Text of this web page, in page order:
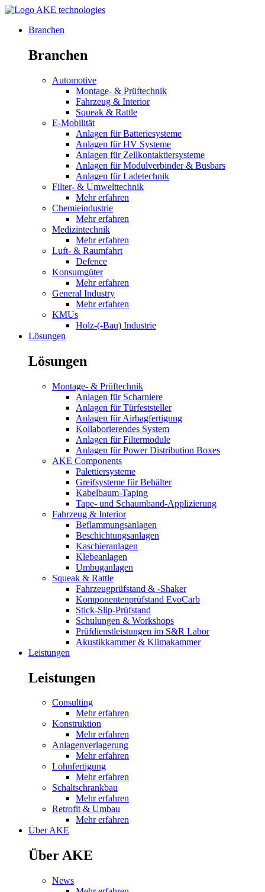
Branchen
Branchen
Automotive
Montage- & Prüftechnik
Fahrzeug & Interior
Squeak & Rattle
E-Mobilität
Anlagen für Batteriesysteme
Anlagen für HV Systeme
Anlagen für Zellkontaktiersysteme
Anlagen für Modulverbinder & Busbars
Anlagen für Ladetechnik
Filter- & Umwelttechnik
Mehr erfahren
Chemieindustrie
Mehr erfahren
Medizintechnik
Mehr erfahren
Luft- & Raumfahrt
Defence
Konsumgüter
Mehr erfahren
General Industry
Mehr erfahren
KMUs
Holz-(-Bau) Industrie
Lösungen
Lösungen
Montage- & Prüftechnik
Anlagen für Scharniere
Anlagen für Türfeststeller
Anlagen für Airbagfertigung
Kollaborierendes System
Anlagen für Filtermodule
Anlagen für Power Distribution Boxes
AKE Components
Palettiersysteme
Greifsysteme für Behälter
Kabelbaum-Taping
Tape- und Schaumband-Applizierung
Fahrzeug & Interior
Beflammungsanlagen
Beschichtungsanlagen
Kaschieranlagen
Klebeanlagen
Umbuganlagen
Squeak & Rattle
Fahrzeugprüfstand & -Shaker
Komponentenprüfstand EvoCarb
Stick-Slip-Prüfstand
Schulungen & Workshops
Prüfdienstleistungen im S&R Labor
Akustikkammer & Klimakammer
Leistungen
Leistungen
Consulting
Mehr erfahren
Konstruktion
Mehr erfahren
Anlagenverlagerung
Mehr erfahren
Lohnfertigung
Mehr erfahren
Schaltschrankbau
Mehr erfahren
Retrofit & Umbau
Mehr erfahren
Über AKE
Über AKE
News